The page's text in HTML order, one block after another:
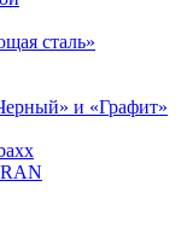
сталь»
и «Графит»